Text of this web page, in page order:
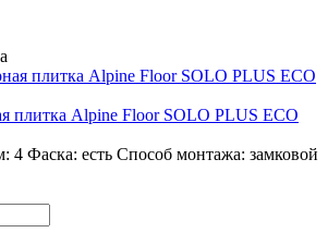
плитка Alpine Floor SOLO PLUS ЕСО
4 Фаска: есть Способ монтажа: замковой